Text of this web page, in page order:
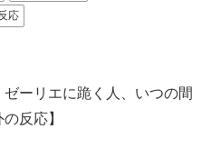
応
ゼーリエに跪く人、いつの間
反応】